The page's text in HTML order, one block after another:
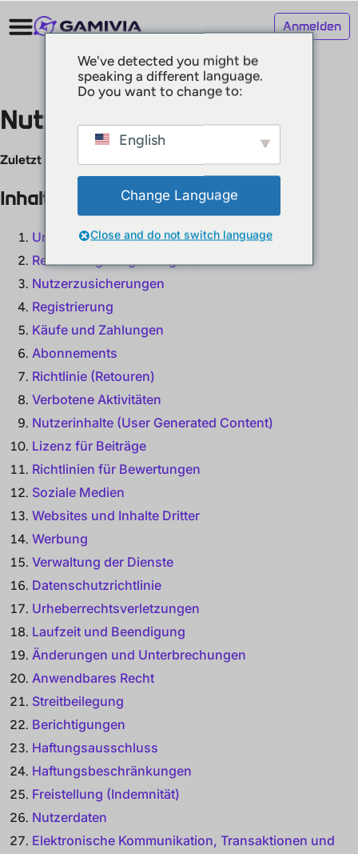
Anmelden
Nutzungsbedingungen
Zuletzt aktualisiert: 09. September 2025
Inhaltsverzeichnis
Unsere Dienste
Rechte an geistigem Eigentum
Nutzerzusicherungen
Registrierung
Käufe und Zahlungen
Abonnements
Richtlinie (Retouren)
Verbotene Aktivitäten
Nutzerinhalte (User Generated Content)
Lizenz für Beiträge
Richtlinien für Bewertungen
Soziale Medien
Websites und Inhalte Dritter
Werbung
Verwaltung der Dienste
Datenschutzrichtlinie
Urheberrechtsverletzungen
Laufzeit und Beendigung
Änderungen und Unterbrechungen
Anwendbares Recht
Streitbeilegung
Berichtigungen
Haftungsausschluss
Haftungsbeschränkungen
Freistellung (Indemnität)
Nutzerdaten
Elektronische Kommunikation, Transaktionen und
We've detected you might be
speaking a different language.
Do you want to change to:
English
Change Language
Close and do not switch language